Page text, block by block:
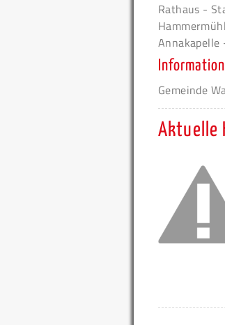
Rathaus -
Annakapelle
Gemeinde
Aktuelle